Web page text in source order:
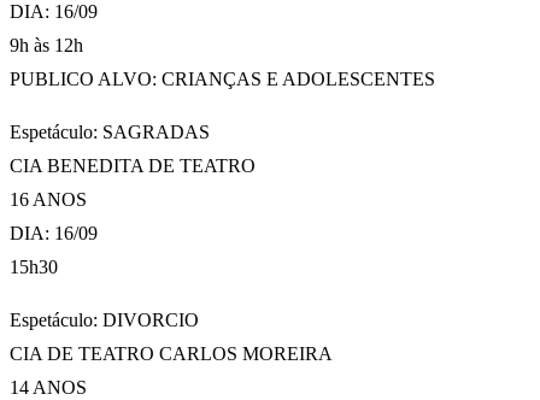
DIA: 16/09
9h às 12h
PUBLICO ALVO: CRIANÇAS E ADOLESCENTES
Espetáculo: SAGRADAS
CIA BENEDITA DE TEATRO
16 ANOS
DIA: 16/09
15h30
Espetáculo: DIVORCIO
CIA DE TEATRO CARLOS MOREIRA
14 ANOS